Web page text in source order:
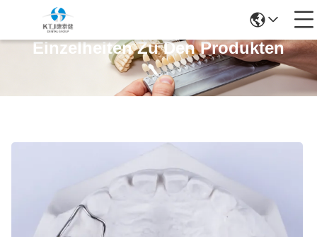
Einzelheiten Zu Den Produkten